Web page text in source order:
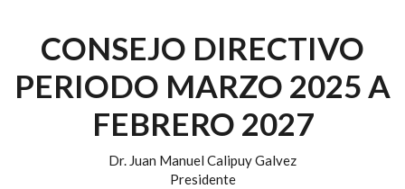
CONSEJO DIRECTIVO
PERIODO MARZO 2025 A
FEBRERO 2027
Dr. Juan Manuel Calipuy Galvez
Presidente